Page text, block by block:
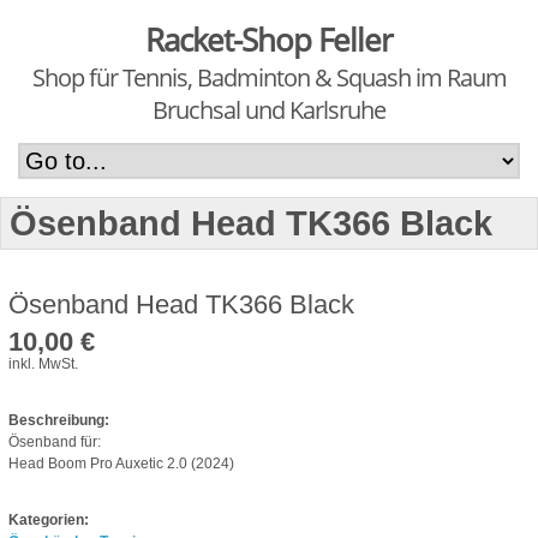
Racket-Shop Feller
Shop für Tennis, Badminton & Squash im Raum
Bruchsal und Karlsruhe
Ösenband Head TK366 Black
Ösenband Head TK366 Black
10,00 €
inkl. MwSt.
Beschreibung:
Ösenband für:
Head Boom Pro Auxetic 2.0 (2024)
Kategorien: